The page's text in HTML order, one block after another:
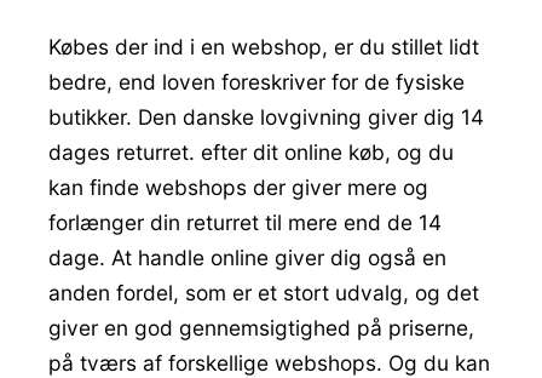
Købes der ind i en webshop, er du stillet lidt
bedre, end loven foreskriver for de fysiske
butikker. Den danske lovgivning giver dig 14
dages returret. efter dit online køb, og du
kan finde webshops der giver mere og
forlænger din returret til mere end de 14
dage. At handle online giver dig også en
anden fordel, som er et stort udvalg, og det
giver en god gennemsigtighed på priserne,
på tværs af forskellige webshops. Og du kan